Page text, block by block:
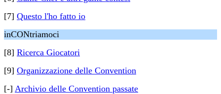
[7] Questo l'ho fatto io
inCONtriamoci
[8] Ricerca Giocatori
[9] Organizzazione delle Convention
[-] Archivio delle Convention passate